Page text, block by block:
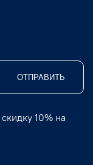
ОТПРАВИТЬ
10% на